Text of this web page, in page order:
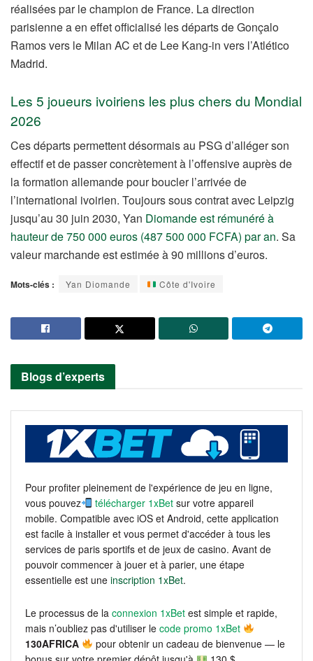
réalisées par le champion de France. La direction
parisienne a en effet officialisé les départs de Gonçalo
Ramos vers le Milan AC et de Lee Kang-in vers l’Atlético
Madrid.
Les 5 joueurs ivoiriens les plus chers du Mondial
2026
Ces départs permettent désormais au PSG d’alléger son
effectif et de passer concrètement à l’offensive auprès de
la formation allemande pour boucler l’arrivée de
l’international ivoirien. Toujours sous contrat avec Leipzig
jusqu’au 30 juin 2030, Yan Diomande est rémunéré à
hauteur de 750 000 euros (487 500 000 FCFA) par an. Sa
valeur marchande est estimée à 90 millions d’euros.
Mots-clés : Yan Diomande Côte d'Ivoire
Blogs d’experts
Pour profiter pleinement de l'expérience de jeu en ligne,
vous pouvez
télécharger 1xBet sur votre appareil
mobile. Compatible avec iOS et Android, cette application
est facile à installer et vous permet d'accéder à tous les
services de paris sportifs et de jeux de casino. Avant de
pouvoir commencer à jouer et à parier, une étape
essentielle est une inscription 1xBet.
Le processus de la connexion 1xBet est simple et rapide,
mais n’oubliez pas d'utiliser le code promo 1xBet
130AFRICA
pour obtenir un cadeau de bienvenue — le